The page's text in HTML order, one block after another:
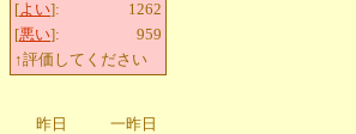
[よい]:
1262
[悪い]:
959
↑評価してください
昨日 一昨日